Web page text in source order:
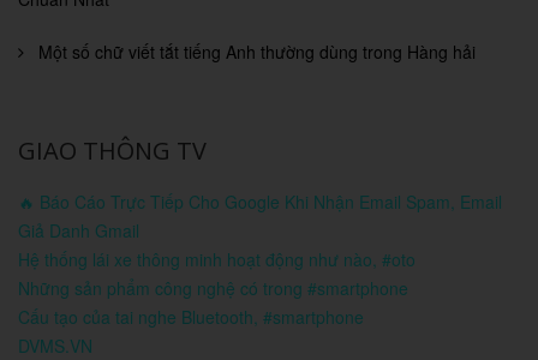
Một số chữ viết tắt tiếng Anh thường dùng trong Hàng hải
GIAO THÔNG TV
🔥 Báo Cáo Trực Tiếp Cho Google Khi Nhận Email Spam, Email
Giả Danh Gmail
Hệ thống lái xe thông minh hoạt động như nào, #oto
Những sản phẩm công nghệ có trong #smartphone
Cấu tạo của tai nghe Bluetooth, #smartphone
DVMS.VN